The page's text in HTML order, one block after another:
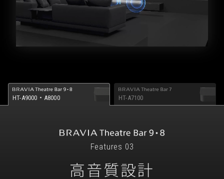
HT-A9000・A8000 HT-A7100
Features 03
高音質設計